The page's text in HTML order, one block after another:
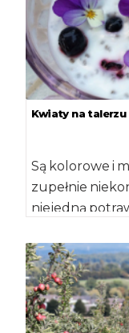
Kwiaty na talerzu
Są kolorowe i
zupełnie
niejedną